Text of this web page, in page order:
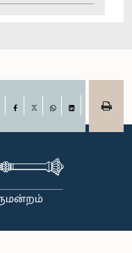
Facebook